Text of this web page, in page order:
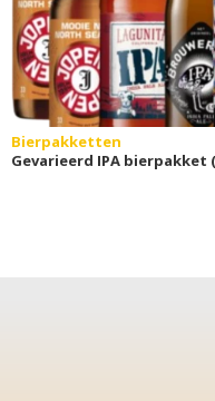
Bierpakketten
Gevarieerd IPA bierpakket